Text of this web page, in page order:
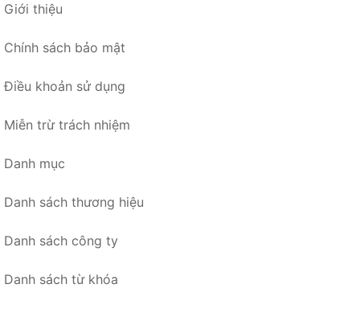
Giới thiệu
Chính sách bảo mật
Điều khoản sử dụng
Miễn trừ trách nhiệm
Danh mục
Danh sách thương hiệu
Danh sách công ty
Danh sách từ khóa